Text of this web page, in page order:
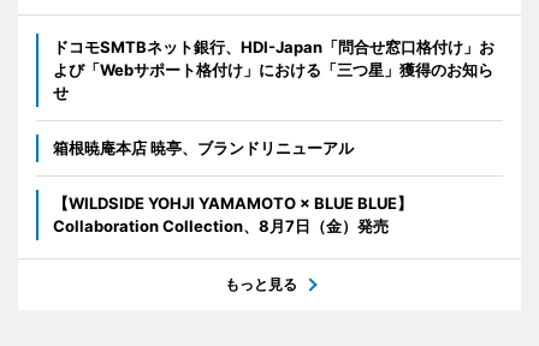
ドコモSMTBネット銀行、HDI-Japan「問合せ窓口格付け」お
よび「Webサポート格付け」における「三つ星」獲得のお知ら
せ
箱根暁庵本店 暁亭、ブランドリニューアル
【WILDSIDE YOHJI YAMAMOTO × BLUE BLUE】
Collaboration Collection、8月7日（金）発売
もっと見る